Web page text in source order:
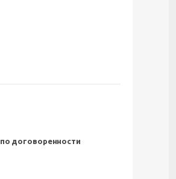
по договоренности